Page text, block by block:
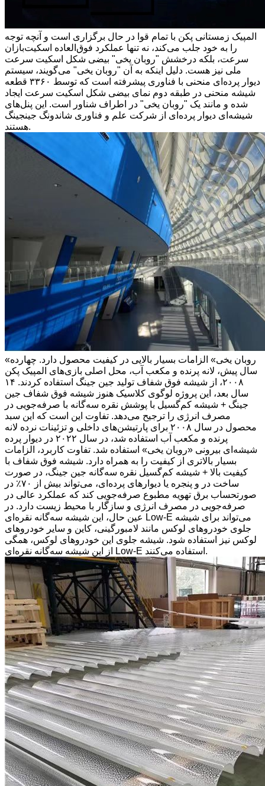
المپیک زمستانی پکن با تمام قوا در حال برگزاری است و آنچه توجه
را به خود جلب می‌کند، نه تنها عملکرد فوق‌العاده اسکیت‌بازان
سرعت، بلکه درخشش "روبان یخی" بیضی شکل اسکیت سرعت
ملی نیز هست. دلیل اینکه به آن "روبان یخی" می‌گویند، سیستم
دیوار پرده‌ای منحنی با فناوری پیشرفته است که توسط ۳۳۶۰ قطعه
شیشه منحنی در طبقه دوم نمای بیضی شکل اسکیت سرعت ایجاد
شده و مانند یک "روبان یخی" در اطراف شناور است. این پنل‌های
شیشه‌ای دیوار پرده‌ای از شرکت علم و فناوری شاندونگ جینجینگ
هستند.
«روبان یخی» الزامات بسیار بالایی در کیفیت محصول دارد. چهارده
سال پیش، لانه پرنده و مکعب آب، محل اصلی بازی‌های المپیک پکن
۲۰۰۸، از شیشه فوق شفاف تولید جین جینگ استفاده کردند. ۱۴
سال بعد، این پروژه لوگوی کلاسیک هنوز شیشه فوق شفاف جین
جینگ + شیشه کم‌گسیل با پوشش نقره سه‌گانه با صرفه‌جویی در
مصرف انرژی را ترجیح می‌دهد. تفاوت این است که این سبد
محصول در سال ۲۰۰۸ برای پارتیشن‌های داخلی و تزئینات نرده لانه
پرنده و مکعب آب استفاده شد، در سال ۲۰۲۲ در دیوار پرده
شیشه‌ای بیرونی «روبان یخی» استفاده شد. تفاوت کاربرد، الزامات
بسیار بالاتری از کیفیت را به همراه دارد. شیشه فوق شفاف با
کیفیت بالا + شیشه کم‌گسیل نقره سه‌گانه جین جینگ، در صورت
ساخت در و پنجره یا دیوارهای پرده‌ای، می‌تواند بیش از ۷۰٪ در
صورتحساب برق تهویه مطبوع صرفه‌جویی کند که عملکرد عالی در
صرفه‌جویی در مصرف انرژی و سازگار با محیط زیست دارد. در
عین حال، این شیشه سه‌گانه نقره‌ای Low-E می‌تواند برای شیشه
جلوی خودروهای لوکس مانند لامبورگینی، کاین و سایر خودروهای
لوکس نیز استفاده شود. شیشه جلوی این خودروهای لوکس، همگی
از این شیشه سه‌گانه نقره‌ای Low-E استفاده می‌کنند.